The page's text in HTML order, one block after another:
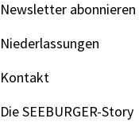
Newsletter abonnieren
Niederlassungen
Kontakt
Die SEEBURGER-Story